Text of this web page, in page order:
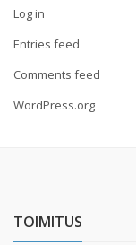
Log in
Entries feed
Comments feed
WordPress.org
TOIMITUS